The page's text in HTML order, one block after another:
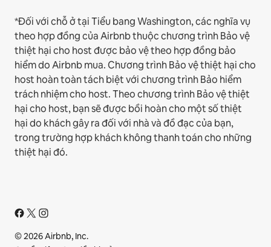
*Đối với chỗ ở tại Tiểu bang Washington, các nghĩa vụ
theo hợp đồng của Airbnb thuộc chương trình Bảo vệ
thiệt hại cho host được bảo vệ theo hợp đồng bảo
hiểm do Airbnb mua. Chương trình Bảo vệ thiệt hại cho
host hoàn toàn tách biệt với chương trình Bảo hiểm
trách nhiệm cho host. Theo chương trình Bảo vệ thiệt
hại cho host, bạn sẽ được bồi hoàn cho một số thiệt
hại do khách gây ra đối với nhà và đồ đạc của bạn,
trong trường hợp khách không thanh toán cho những
thiệt hại đó.
© 2026 Airbnb, Inc.